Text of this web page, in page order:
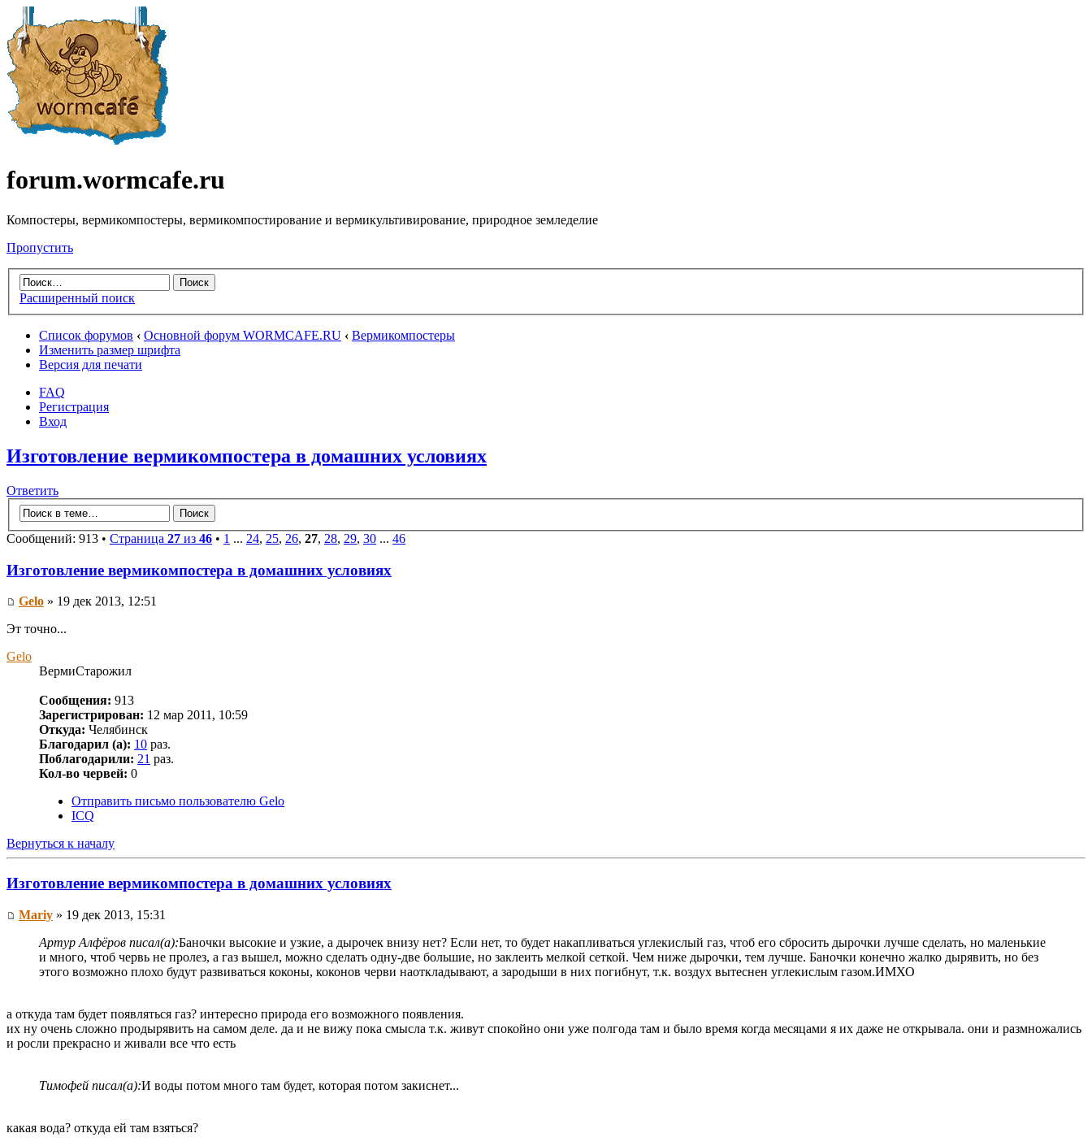
forum.wormcafe.ru
Компостеры, вермикомпостеры, вермикомпостирование и вермикультивирование, природное земледелие
Пропустить
Расширенный поиск
Список форумов ‹ Основной форум WORMCAFE.RU ‹ Вермикомпостеры
Изменить размер шрифта
Версия для печати
FAQ
Регистрация
Вход
Изготовление вермикомпостера в домашних условиях
Ответить
Сообщений: 913 • Страница 27 из 46 • 1 ... 24, 25, 26, 27, 28, 29, 30 ... 46
Изготовление вермикомпостера в домашних условиях
Gelo » 19 дек 2013, 12:51
Эт точно...
Gelo
ВермиСтарожил
Сообщения: 913
Зарегистрирован: 12 мар 2011, 10:59
Откуда: Челябинск
Благодарил (а): 10 раз.
Поблагодарили: 21 раз.
Кол-во червей: 0
Отправить письмо пользователю Gelo
ICQ
Вернуться к началу
Изготовление вермикомпостера в домашних условиях
Mariy » 19 дек 2013, 15:31
Артур Алфёров писал(а):Баночки высокие и узкие, а дырочек внизу нет? Если нет, то будет накапливаться углекислый газ, чтоб его сбросить дырочки лучше сделать, но маленькие
и много, чтоб червь не пролез, а газ вышел, можно сделать одну-две большие, но заклеить мелкой сеткой. Чем ниже дырочки, тем лучше. Баночки конечно жалко дырявить, но без
этого возможно плохо будут развиваться коконы, коконов черви наоткладывают, а зародыши в них погибнут, т.к. воздух вытеснен углекислым газом.ИМХО
а откуда там будет появляться газ? интересно природа его возможного появления.
их ну очень сложно продырявить на самом деле. да и не вижу пока смысла т.к. живут спокойно они уже полгода там и было время когда месяцами я их даже не открывала. они и размножались
и росли прекрасно и живали все что есть
Тимофей писал(а):И воды потом много там будет, которая потом закиснет...
какая вода? откуда ей там взяться?